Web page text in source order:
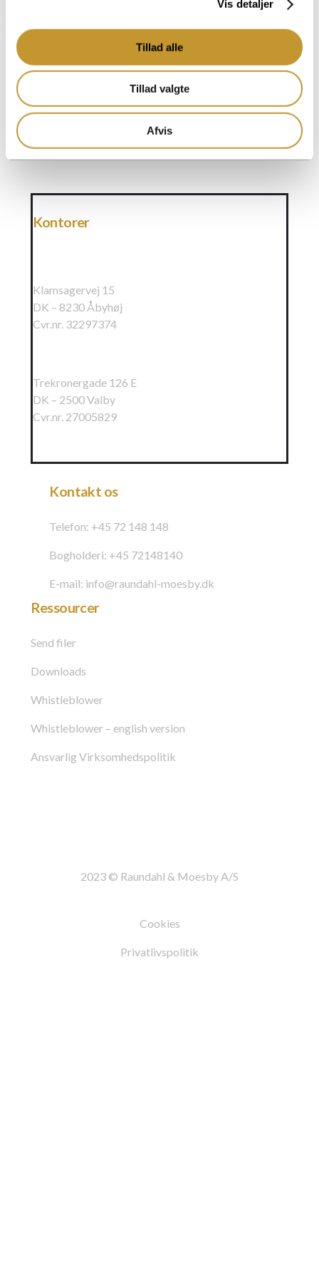
Vis detaljer
Tillad alle
Tillad valgte
Afvis
Se flere nyheder
Kontorer
Klamsagervej 15
DK – 8230 Åbyhøj
Cvr.nr. 32297374
Trekronergade 126 E
DK – 2500 Valby
Cvr.nr. 27005829
Kontakt os
Telefon: +45 72 148 148
Bogholderi: +45 72148140
E-mail: info@raundahl-moesby.dk
Ressourcer
Send filer
Downloads
Whistleblower
Whistleblower – english version
Ansvarlig Virksomhedspolitik
2023 © Raundahl & Moesby A/S
Cookies
Privatlivspolitik